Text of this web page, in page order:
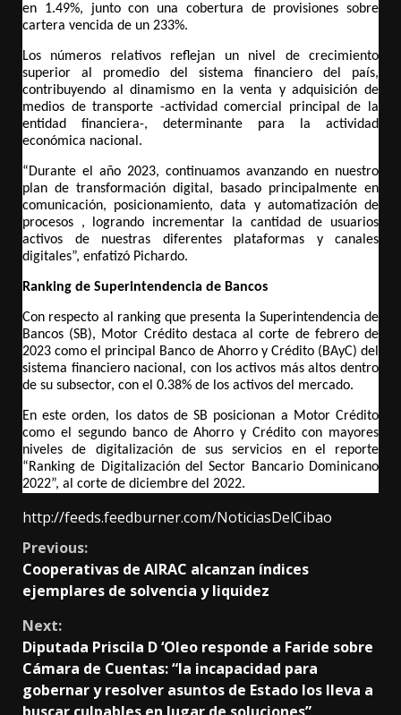
en 1.49%, junto con una cobertura de provisiones sobre
cartera vencida de un 233%.
Los números relativos reflejan un nivel de crecimiento
superior al promedio del sistema financiero del país,
contribuyendo al dinamismo en la venta y adquisición de
medios de transporte -actividad comercial principal de la
entidad financiera-, determinante para la actividad
económica nacional.
“Durante el año 2023, continuamos avanzando en nuestro
plan de transformación digital, basado principalmente en
comunicación, posicionamiento, data y automatización de
procesos , logrando incrementar la cantidad de usuarios
activos de nuestras diferentes plataformas y canales
digitales”, enfatizó Pichardo.
Ranking de Superintendencia de Bancos
Con respecto al ranking que presenta la Superintendencia de
Bancos (SB), Motor Crédito destaca al corte de febrero de
2023 como el principal Banco de Ahorro y Crédito (BAyC) del
sistema financiero nacional, con los activos más altos dentro
de su subsector, con el 0.38% de los activos del mercado.
En este orden, los datos de SB posicionan a Motor Crédito
como el segundo banco de Ahorro y Crédito con mayores
niveles de digitalización de sus servicios en el reporte
“Ranking de Digitalización del Sector Bancario Dominicano
2022”, al corte de diciembre del 2022.
http://feeds.feedburner.com/NoticiasDelCibao
Continue
Reading
Previous:
Cooperativas de AIRAC alcanzan índices
ejemplares de solvencia y liquidez
Next:
Diputada Priscila D ‘Oleo responde a Faride sobre
Cámara de Cuentas: “la incapacidad para
gobernar y resolver asuntos de Estado los lleva a